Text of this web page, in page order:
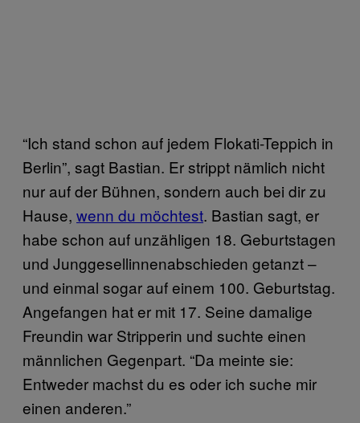
“Ich stand schon auf jedem Flokati-Teppich in
Berlin”, sagt Bastian. Er strippt nämlich nicht
nur auf der Bühnen, sondern auch bei dir zu
Hause, wenn du möchtest. Bastian sagt, er
habe schon auf unzähligen 18. Geburtstagen
und Junggesellinnenabschieden getanzt –
und einmal sogar auf einem 100. Geburtstag.
Angefangen hat er mit 17. Seine damalige
Freundin war Stripperin und suchte einen
männlichen Gegenpart. “Da meinte sie:
Entweder machst du es oder ich suche mir
einen anderen.”